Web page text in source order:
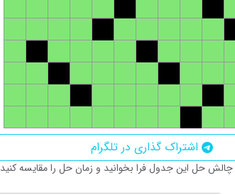
اشتراک گذاری در تلگرام
حل این جدول فرا بخوانید و زمان حل را مقایسه کنید